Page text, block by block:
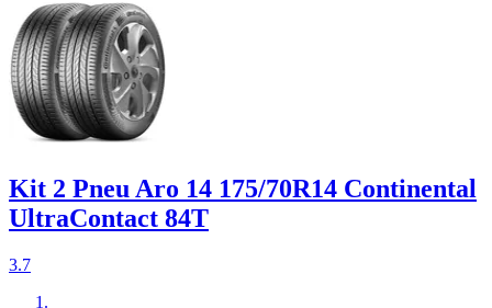
Kit 2 Pneu Aro 14 175/70R14 Continental
UltraContact 84T
3.7